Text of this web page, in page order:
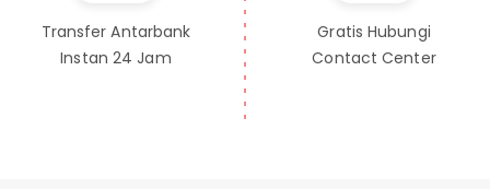
Transfer Antarbank
Instan 24 Jam
Gratis Hubungi
Contact Center